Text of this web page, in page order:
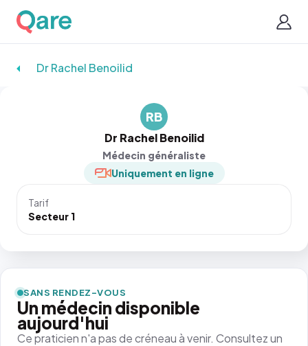
Dr Rachel Benoilid
RB
Dr Rachel Benoilid
Médecin généraliste
Uniquement en ligne
Tarif
Secteur 1
SANS RENDEZ-VOUS
Un médecin disponible
aujourd'hui
Ce praticien n'a pas de créneau à venir. Consultez un